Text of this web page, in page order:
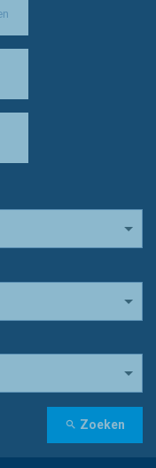
Zoeken